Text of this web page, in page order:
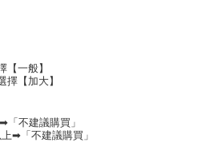
【一般】
擇 【加大】
不建議購買」
➡︎「不建議購買」